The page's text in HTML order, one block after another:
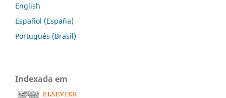
English
Español (España)
Português (Brasil)
Indexada em